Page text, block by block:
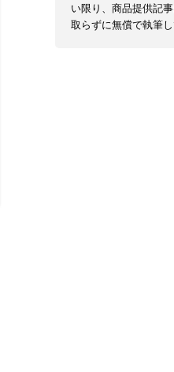
い限り、商品提供記
取らずに無償で執筆し